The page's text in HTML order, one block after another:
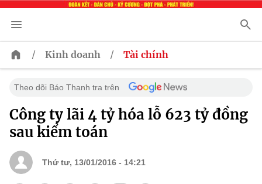
/ Kinh doanh / Tài chính
Theo dõi Báo Thanh tra trên
Công ty lãi 4 tỷ hóa lỗ 623 tỷ đồng
sau kiểm toán
Thứ tư, 13/01/2016 - 14:21